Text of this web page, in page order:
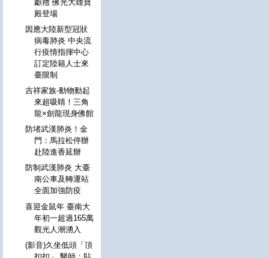
獻禮 佛光大雄寶
殿登場
因應大陸新型冠狀
病毒肺炎 中央流
行疫情指揮中心
訂定陸籍人士來
臺限制
吉祥家族-動物動起
來超吸睛！三角
龍×劍龍現身佛館
防堵武漢肺炎！金
門：馬拉松停辦
赴陸進香延辦
防制武漢肺炎 大臺
南公車及轉運站
全面加強防疫
喜迎金鼠年 臺南大
年初一超過165萬
觀光人潮湧入
(影音)久坐低頭「頂